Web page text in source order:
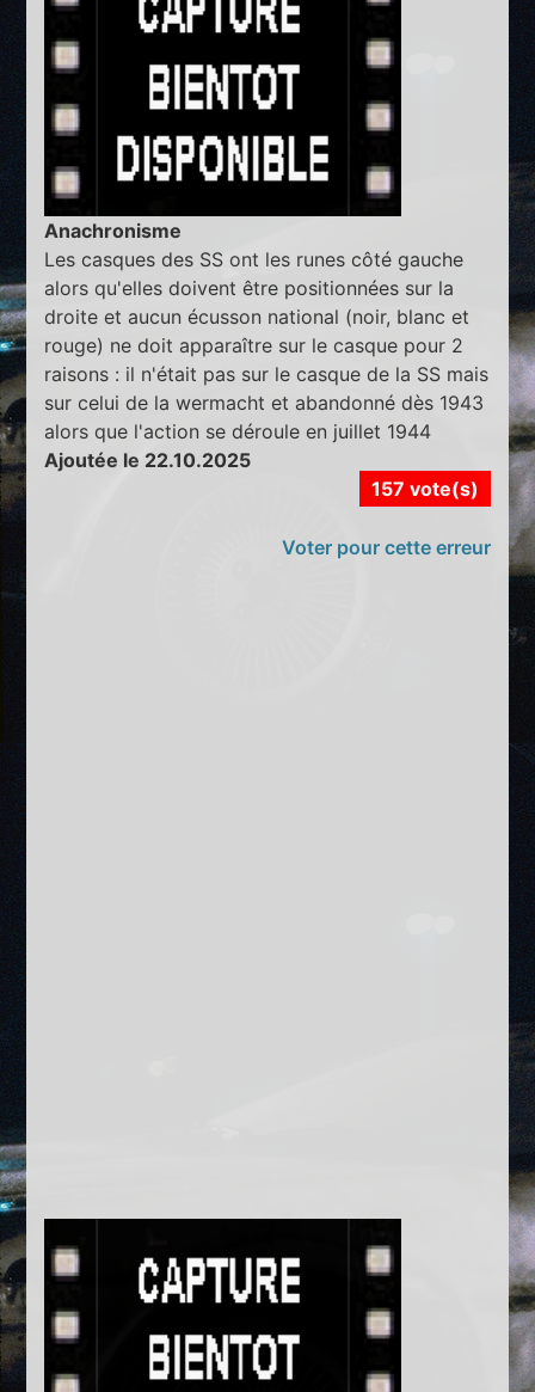
Anachronisme
Les casques des SS ont les runes côté gauche
alors qu'elles doivent être positionnées sur la
droite et aucun écusson national (noir, blanc et
rouge) ne doit apparaître sur le casque pour 2
raisons : il n'était pas sur le casque de la SS mais
sur celui de la wermacht et abandonné dès 1943
alors que l'action se déroule en juillet 1944
Ajoutée le 22.10.2025
157 vote(s)
Voter pour cette erreur